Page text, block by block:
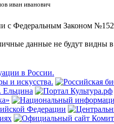
иван иванович
с Федеральным Законом
данные не будут видны